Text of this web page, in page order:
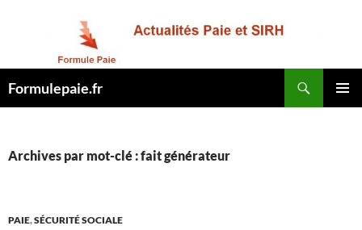
Formulepaie.fr
Archives par mot-clé : fait générateur
PAIE,SÉCURITÉ SOCIALE